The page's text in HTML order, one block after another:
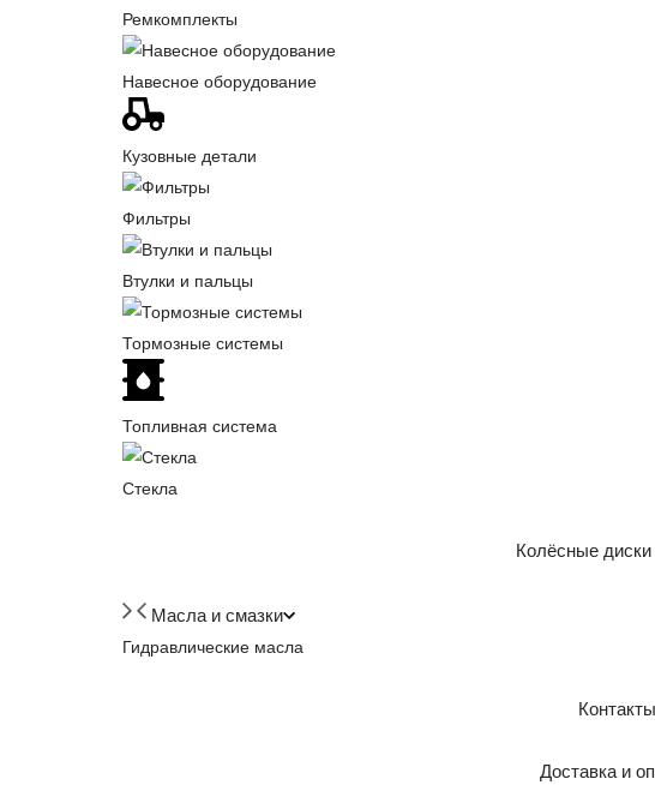
Ремкомплекты
Навесное оборудование
Кузовные детали
Фильтры
Втулки и пальцы
Тормозные системы
Топливная система
Стекла
Колёсные
Масла и смазки
Гидравлические масла
Контакты
Доставка и